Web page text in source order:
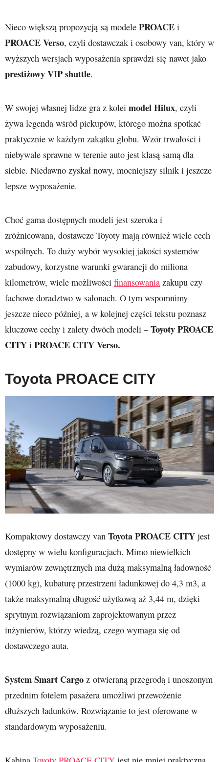
Nieco większą propozycją są modele PROACE i
PROACE Verso, czyli dostawczak i osobowy van, który w
wyższych wersjach wyposażenia sprawdzi się nawet jako
prestiżowy VIP shuttle.
W swojej własnej lidze gra z kolei model Hilux, czyli
żywa legenda wśród pickupów, którego można spotkać
praktycznie w każdym zakątku globu. Wzór trwałości i
niebywale sprawne w terenie auto jest klasą samą dla
siebie. Niedawno zyskał nowy, mocniejszy silnik i jeszcze
lepsze wyposażenie.
Choć gama dostępnych modeli jest szeroka i
zróżnicowana, dostawcze Toyoty mają również wiele cech
wspólnych. To duży wybór wysokiej jakości systemów
zabudowy, korzystne warunki gwarancji do miliona
kilometrów, wiele możliwości finansowania zakupu czy
fachowe doradztwo w salonach. O tym wspomnimy
jeszcze nieco później, a w kolejnej części tekstu poznasz
kluczowe cechy i zalety dwóch modeli –Toyoty PROACE
CITY i PROACE CITY Verso.
Toyota PROACE CITY
Kompaktowy dostawczy van Toyota PROACE CITY jest
dostępny w wielu konfiguracjach. Mimo niewielkich
wymiarów zewnętrznych ma dużą maksymalną ładowność
(1000 kg), kubaturę przestrzeni ładunkowej do 4,3 m3, a
także maksymalną długość użytkową aż 3,44 m, dzięki
sprytnym rozwiązaniom zaprojektowanym przez
inżynierów, którzy wiedzą, czego wymaga się od
dostawczego auta.
System Smart Cargo z otwieraną przegrodą i unoszonym
przednim fotelem pasażera umożliwi przewożenie
dłuższych ładunków. Rozwiązanie to jest oferowane w
standardowym wyposażeniu.